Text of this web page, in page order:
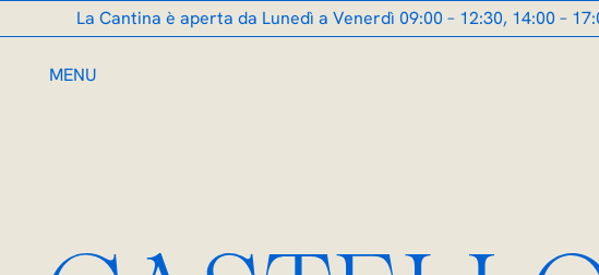
La Cantina è aperta da Lunedì a Venerdì 09:00 – 12:30, 14:00 – 17:00,
MENU